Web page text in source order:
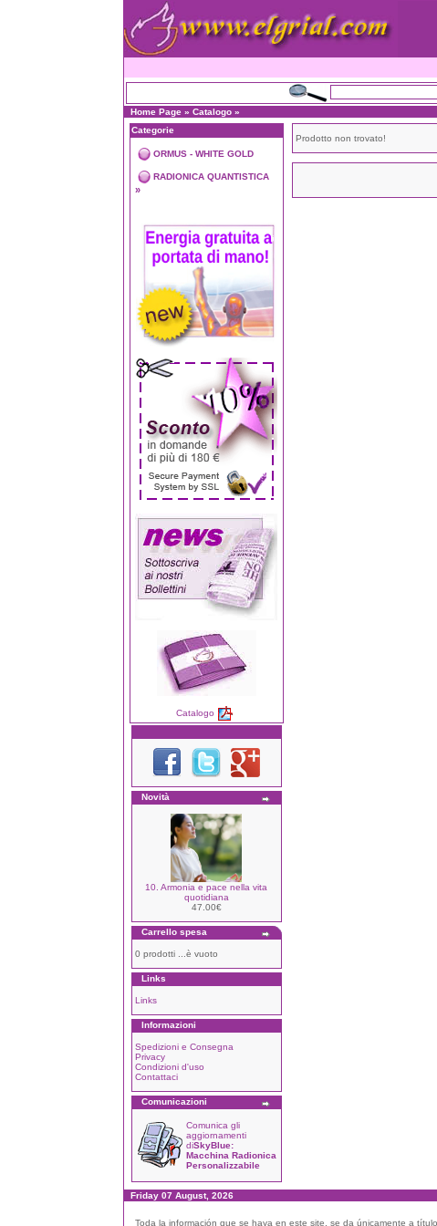
Home Page» Catalogo»
Categorie
ORMUS - WHITE GOLD
RADIONICA QUANTISTICA
»
Catalogo
Novità
10. Armonia e pace nella vita
quotidiana
47.00€
Carrello spesa
0 prodotti ...è vuoto
Links
Links
Informazioni
Spedizioni e Consegna
Privacy
Condizioni d'uso
Contattaci
Comunicazioni
Comunica gli
aggiornamenti
diSkyBlue:
Macchina Radionica
Personalizzabile
Prodotto non trovato!
Friday 07 August, 2026
Toda la información que se haya en este site, se da únicamente a